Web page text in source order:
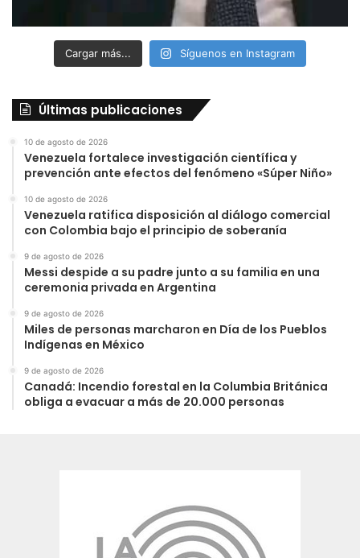
Cargar más... Síguenos en Instagram
Últimas publicaciones
10 de agosto de 2026
Venezuela fortalece investigación científica y
prevención ante efectos del fenómeno «Súper Niño»
10 de agosto de 2026
Venezuela ratifica disposición al diálogo comercial
con Colombia bajo el principio de soberanía
9 de agosto de 2026
Messi despide a su padre junto a su familia en una
ceremonia privada en Argentina
9 de agosto de 2026
Miles de personas marcharon en Día de los Pueblos
Indígenas en México
9 de agosto de 2026
Canadá: Incendio forestal en la Columbia Británica
obliga a evacuar a más de 20.000 personas